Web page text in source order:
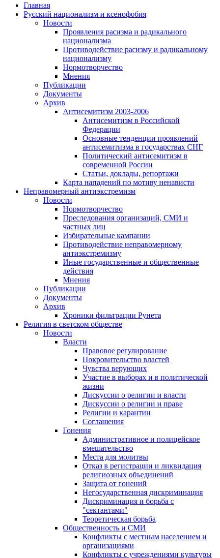
Главная
Русский национализм и ксенофобия
Новости
Проявления расизма и радикального
национализма
Противодействие расизму и радикальному
национализму
Нормотворчество
Мнения
Публикации
Документы
Архив
Антисемитизм 2003-2006
Антисемитизм в Российской
Федерации
Основные тенденции проявлений
антисемитизма в государствах СНГ
Политический антисемитизм в
современной России
Статьи, доклады, репортажи
Карта нападений по мотиву ненависти
Неправомерный антиэкстремизм
Новости
Нормотворчество
Преследования организаций, СМИ и
частных лиц
Избирательные кампании
Противодействие неправомерному
антиэкстремизму
Иные государственные и общественные
действия
Мнения
Публикации
Документы
Архив
Хроники фильтрации Рунета
Религия в светском обществе
Новости
Власти
Правовое регулирование
Покровительство властей
Чувства верующих
Участие в выборах и в политической
жизни
Дискуссии о религии и власти
Дискуссии о религии и праве
Религии и карантин
Соглашения
Гонения
Административное и полицейское
вмешательство
Места для молитвы
Отказ в регистрации и ликвидация
религиозных объединений
Защита от гонений
Негосударственная дискриминация
Дискриминация и борьба с
"сектантами"
Теоретическая борьба
Общественность и СМИ
Конфликты с местным населением и
организациями
Конфликты с учреждениями культуры